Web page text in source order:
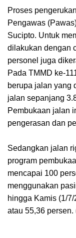
Proses
Pengawas
Sucipto. Untuk
dilakukan dengan
personel juga
Pada TMMD ke-
berupa jalan yang
jalan sepanjang
Pembukaan jalan
pengerasan dan
Sedangkan jalan
program
mencapai 100
menggunakan
hingga Kamis (1/
atau 55,36